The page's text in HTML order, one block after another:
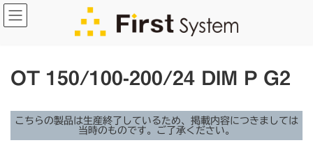
コ
ン
ナ
ビ
OT 150/100-200/24 DIM P G2
こちらの製品は生産終了しているため、掲載内容につきましては
当時のものです。ご了承ください。